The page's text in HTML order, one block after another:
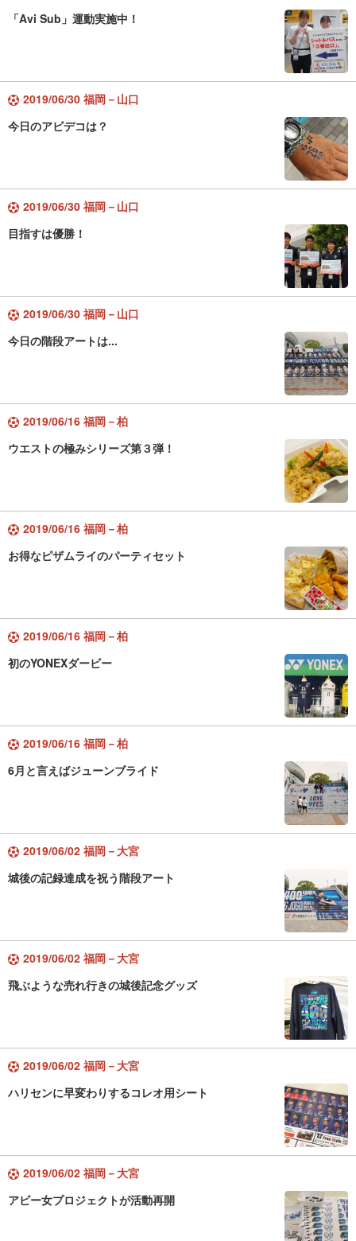
「Avi Sub」運動実施中！
2019/06/30 福岡－山口
今日のアビデコは？
2019/06/30 福岡－山口
目指すは優勝！
2019/06/30 福岡－山口
今日の階段アートは...
2019/06/16 福岡－柏
ウエストの極みシリーズ第３弾！
2019/06/16 福岡－柏
お得なピザムライのパーティセット
2019/06/16 福岡－柏
初のYONEXダービー
2019/06/16 福岡－柏
6月と言えばジューンブライド
2019/06/02 福岡－大宮
城後の記録達成を祝う階段アート
2019/06/02 福岡－大宮
飛ぶような売れ行きの城後記念グッズ
2019/06/02 福岡－大宮
ハリセンに早変わりするコレオ用シート
2019/06/02 福岡－大宮
アビー女プロジェクトが活動再開